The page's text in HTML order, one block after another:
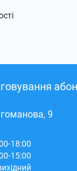
9
18:00
15:00